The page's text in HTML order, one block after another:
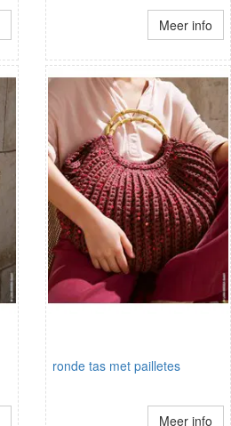
Meer info
ronde tas met pailletes
Meer info